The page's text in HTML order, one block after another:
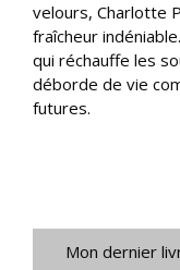
velours, Charlotte
fraîcheur
qui réchauffe les
déborde de vie
futures.
Mon dernier